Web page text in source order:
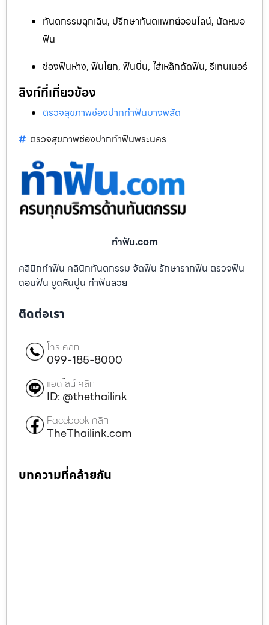
ทันตกรรมฉุกเฉิน, ปรึกษาทันตแพทย์ออนไลน์, นัดหมอ
ฟัน
ช่องฟันห่าง, ฟันโยก, ฟันบิ่น, ใส่เหล็กดัดฟัน, รีเทนเนอร์
ลิงก์ที่เกี่ยวข้อง
ตรวจสุขภาพช่องปากทำฟันบางพลัด
ตรวจสุขภาพช่องปากทำฟันพระนคร
ทําฟัน.com
คลินิกทำฟัน คลินิกทันตกรรม จัดฟัน รักษารากฟัน ตรวจฟัน
ถอนฟัน ขูดหินปูน ทำฟันสวย
ติดต่อเรา
โทร คลิก
099-185-8000
แอดไลน์ คลิก
ID: @thethailink
Facebook คลิก
TheThailink.com
บทความที่คล้ายกัน